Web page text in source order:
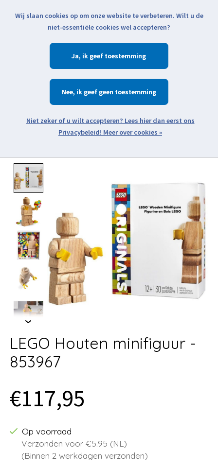
Klik voor actuele verzendinformatie...
Verlanglijst
Zoeken
Open webshop menu
LEGO Houten minifiguur -
853967
€117,95
Op voorraad
Verzonden voor €5.95 (NL)
(Binnen 2 werkdagen verzonden)
Wij slaan cookies op om onze website te verbeteren. Wilt u de
niet-essentiële cookies wel accepteren?
Ja
Nee
Meer over cookies »